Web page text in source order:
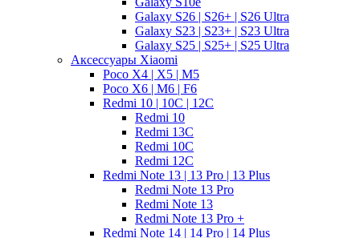
Galaxy S26 | S26+ | S26 Ultra
Galaxy S23 | S23+ | S23 Ultra
Galaxy S25 | S25+ | S25 Ultra
Аксессуары Xiaomi
Poco X4 | X5 | M5
Poco X6 | M6 | F6
Redmi 10 | 10C | 12C
Redmi 10
Redmi 13C
Redmi 10C
Redmi 12C
Redmi Note 13 | 13 Pro | 13 Plus
Redmi Note 13 Pro
Redmi Note 13
Redmi Note 13 Pro +
Redmi Note 14 | 14 Pro | 14 Plus